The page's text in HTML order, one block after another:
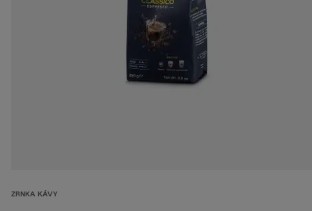
ZRNKA KÁVY